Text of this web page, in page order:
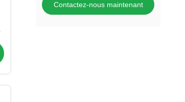
Contactez-nous maintenant